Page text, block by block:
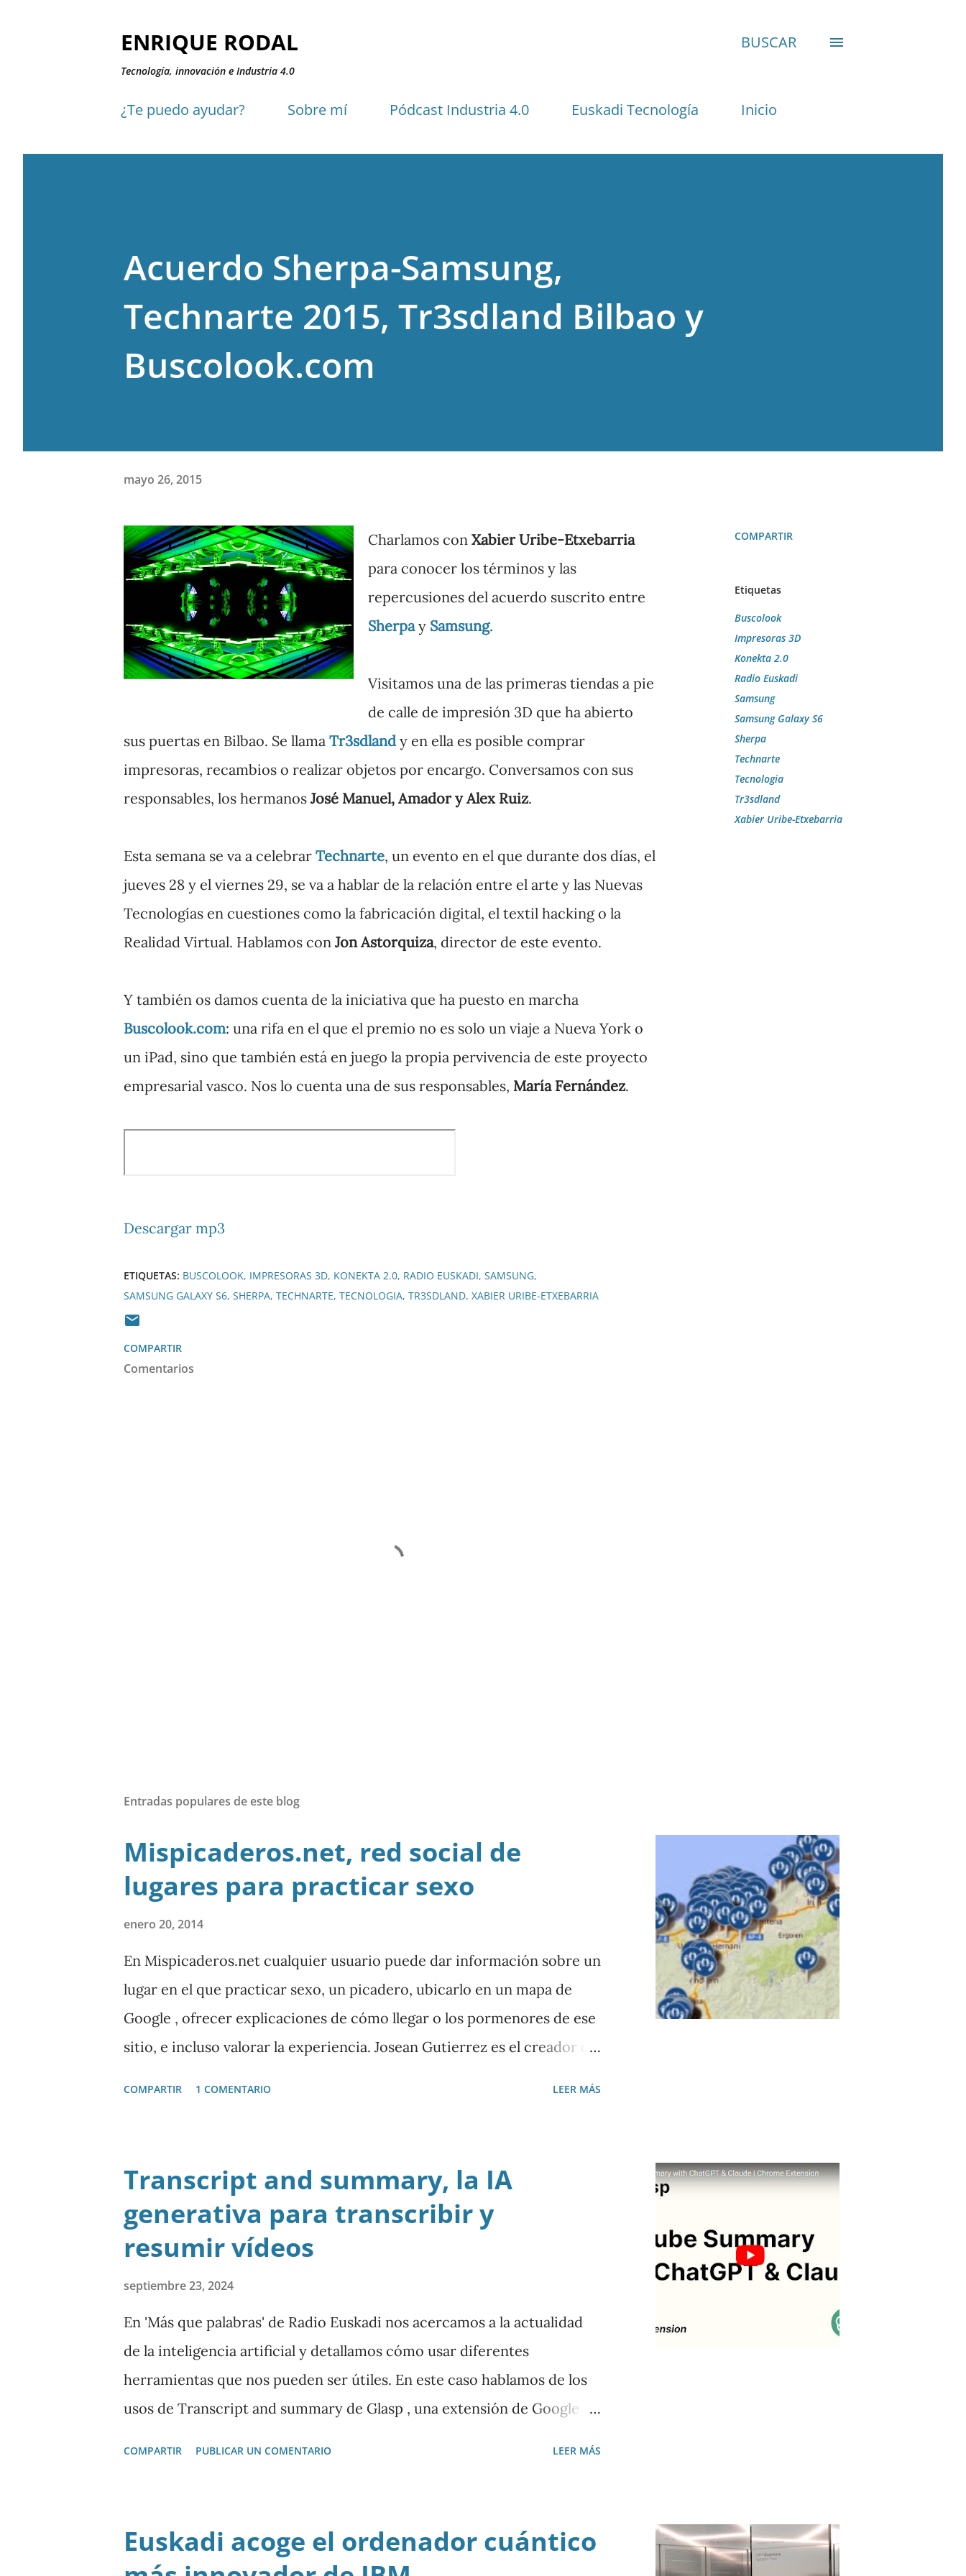
ENRIQUE RODAL
Tecnología, innovación e Industria 4.0
BUSCAR
¿Te puedo ayudar? Sobre mí Pódcast Industria 4.0 Euskadi Tecnología Inicio
Acuerdo Sherpa-Samsung,
Technarte 2015, Tr3sdland Bilbao y
Buscolook.com
mayo 26, 2015
Charlamos con Xabier Uribe-Etxebarria
para conocer los términos y las
repercusiones del acuerdo suscrito entre
Sherpa y Samsung.
Visitamos una de las primeras tiendas a pie
de calle de impresión 3D que ha abierto
sus puertas en Bilbao. Se llama Tr3sdland y en ella es posible comprar
impresoras, recambios o realizar objetos por encargo. Conversamos con sus
responsables, los hermanos José Manuel, Amador y Alex Ruiz.
Esta semana se va a celebrar Technarte, un evento en el que durante dos días, el
jueves 28 y el viernes 29, se va a hablar de la relación entre el arte y las Nuevas
Tecnologías en cuestiones como la fabricación digital, el textil hacking o la
Realidad Virtual. Hablamos con Jon Astorquiza, director de este evento.
Y también os damos cuenta de la iniciativa que ha puesto en marcha
Buscolook.com: una rifa en el que el premio no es solo un viaje a Nueva York o
un iPad, sino que también está en juego la propia pervivencia de este proyecto
empresarial vasco. Nos lo cuenta una de sus responsables, María Fernández.
Descargar mp3
COMPARTIR
Etiquetas
Buscolook
Impresoras 3D
Konekta 2.0
Radio Euskadi
Samsung
Samsung Galaxy S6
Sherpa
Technarte
Tecnologia
Tr3sdland
Xabier Uribe-Etxebarria
ETIQUETAS: BUSCOLOOK IMPRESORAS 3D KONEKTA 2.0 RADIO EUSKADI SAMSUNG
SAMSUNG GALAXY S6 SHERPA TECHNARTE TECNOLOGIA TR3SDLAND XABIER URIBE-ETXEBARRIA
COMPARTIR
Comentarios
Entradas populares de este blog
Mispicaderos.net, red social de
lugares para practicar sexo
enero 20, 2014
En Mispicaderos.net cualquier usuario puede dar información sobre un
lugar en el que practicar sexo, un picadero, ubicarlo en un mapa de
Google , ofrecer explicaciones de cómo llegar o los pormenores de ese
sitio, e incluso valorar la experiencia. Josean Gutierrez es el creador de
COMPARTIR 1 COMENTARIO LEER MÁS
Transcript and summary, la IA
generativa para transcribir y
resumir vídeos
septiembre 23, 2024
En 'Más que palabras' de Radio Euskadi nos acercamos a la actualidad
de la inteligencia artificial y detallamos cómo usar diferentes
herramientas que nos pueden ser útiles. En este caso hablamos de los
usos de Transcript and summary de Glasp , una extensión de Google
COMPARTIR PUBLICAR UN COMENTARIO LEER MÁS
Euskadi acoge el ordenador cuántico